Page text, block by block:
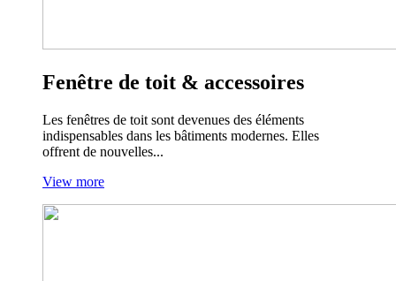
Fenêtre de toit & accessoires
Les fenêtres de toit sont devenues des éléments
indispensables dans les bâtiments modernes. Elles
offrent de nouvelles...
View more